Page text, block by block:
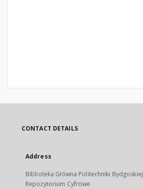
CONTACT DETAILS
Address
Biblioteka Główna Politechniki Bydgoskiej
Repozytorium Cyfrowe